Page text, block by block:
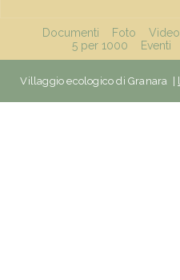
FUNZIONI
Documenti Foto Video
5 per 1000
Eventi
Villaggio ecologico di Granara |